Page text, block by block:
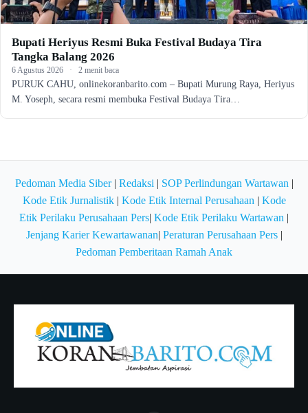
Bupati Heriyus Resmi Buka Festival Budaya Tira
Tangka Balang 2026
6 Agustus 2026 · 2 menit baca
PURUK CAHU, onlinekoranbarito.com – Bupati Murung Raya, Heriyus
M. Yoseph, secara resmi membuka Festival Budaya Tira…
Pedoman Media Siber| Redaksi | SOP Perlindungan Wartawan |
Kode Etik Jurnalistik| Kode Etik Internal Perusahaan | Kode
Etik Perilaku Perusahaan Pers| Kode Etik Perilaku Wartawan |
Jenjang Karier Kewartawanan| Peraturan Perusahaan Pers|
Pedoman Pemberitaan Ramah Anak